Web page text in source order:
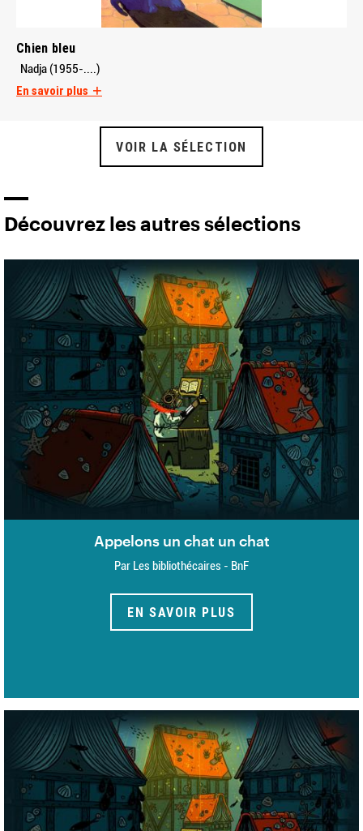
Chien bleu
Nadja (1955-....)
En savoir plus
VOIR LA SÉLECTION
Découvrez les autres sélections
Appelons un chat un chat
Par Les bibliothécaires - BnF
EN SAVOIR PLUS